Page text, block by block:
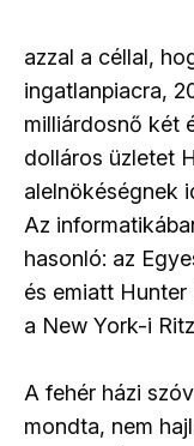
azzal a céllal,
ingatlanpiacra,
milliárdosnő két
dolláros üzletet
alelnökéségnek
Az
hasonló: az
és emiatt
a New York-i
A fehér házi
mondta, nem